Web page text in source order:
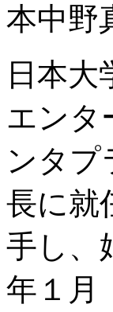
本中野
日本
エンタ
ンタプ
長に就
手し、
年１月